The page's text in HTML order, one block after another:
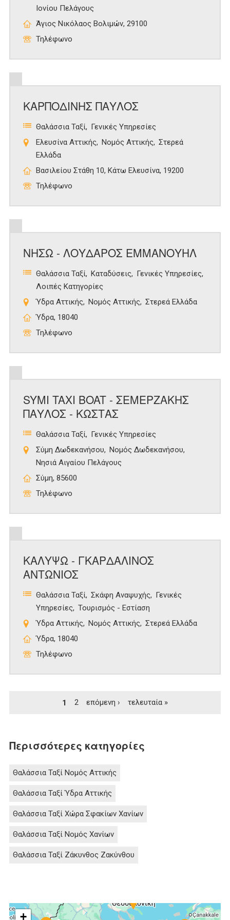
Ιονίου Πελάγους
Άγιος Νικόλαος Βολιμών, 29100
Τηλέφωνο
ΚΑΡΠΟΔΙΝΗΣ ΠΑΥΛΟΣ
Θαλάσσια Ταξί
Γενικές Υπηρεσίες
Ελευσίνα Αττικής
Νομός Αττικής
Στερεά
Ελλάδα
Βασιλείου Στάθη 10, Κάτω Ελευσίνα, 19200
Τηλέφωνο
ΝΗΣΩ - ΛΟΥΔΑΡΟΣ ΕΜΜΑΝΟΥΗΛ
Θαλάσσια Ταξί Καταδύσεις
Γενικές Υπηρεσίες
Λοιπές Κατηγορίες
Ύδρα Αττικής
Νομός Αττικής
Στερεά Ελλάδα
Ύδρα, 18040
Τηλέφωνο
SYMI TAXI BOAT - ΣΕΜΕΡΖΑΚΗΣ
ΠΑΥΛΟΣ - ΚΩΣΤΑΣ
Θαλάσσια Ταξί
Γενικές Υπηρεσίες
Σύμη Δωδεκανήσου
Νομός Δωδεκανήσου
Νησιά Αιγαίου Πελάγους
Σύμη, 85600
Τηλέφωνο
ΚΑΛΥΨΩ - ΓΚΑΡΔΑΛΙΝΟΣ
ΑΝΤΩΝΙΟΣ
Θαλάσσια Ταξί Σκάφη Αναψυχής
Γενικές
Υπηρεσίες
Τουρισμός - Εστίαση
Ύδρα Αττικής
Νομός Αττικής
Στερεά Ελλάδα
Ύδρα, 18040
Τηλέφωνο
1 2 επόμενη › τελευταία »
Περισσότερες κατηγορίες
Θαλάσσια Ταξί Νομός Αττικής
Θαλάσσια Ταξί Ύδρα Αττικής
Θαλάσσια Ταξί Χώρα Σφακίων Χανίων
Θαλάσσια Ταξί Νομός Χανίων
Θαλάσσια Ταξί Ζάκυνθος Ζακύνθου
+